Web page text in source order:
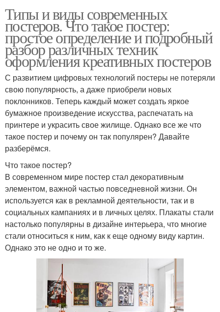
Типы и виды современных
постеров. Что такое постер:
простое определение и подробный
разбор различных техник
оформления креативных постеров
С развитием цифровых технологий постеры не потеряли
свою популярность, а даже приобрели новых
поклонников. Теперь каждый может создать яркое
бумажное произведение искусства, распечатать на
принтере и украсить свое жилище. Однако все же что
такое постер и почему он так популярен? Давайте
разберёмся.
Что такое постер?
В современном мире постер стал декоративным
элементом, важной частью повседневной жизни. Он
используется как в рекламной деятельности, так и в
социальных кампаниях и в личных целях. Плакаты стали
настолько популярны в дизайне интерьера, что многие
стали относиться к ним, как к еще одному виду картин.
Однако это не одно и то же.